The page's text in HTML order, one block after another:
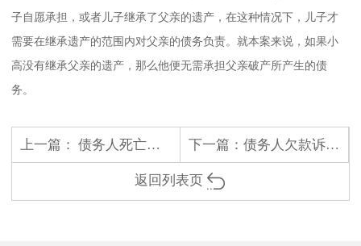
子自愿承担，或者儿子继承了父亲的遗产，在这种情况下，儿子才
需要在继承遗产的范围内对父亲的债务负责。就本案来说，如果小
高没有继承父亲的遗产，那么他便无需承担父亲破产所产生的债
务。
上一篇：债务人死亡了，担保责任的本金怎么承担 下一篇： 债务人欠款诉讼时效究竟多长时间
返回列表页